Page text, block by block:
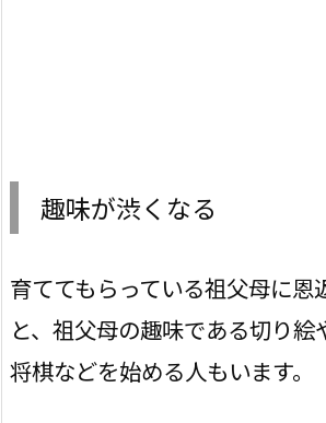
趣味が渋くなる
育ててもらっている祖父母に恩
と、祖父母の趣味である切り絵
将棋などを始める人もいます。